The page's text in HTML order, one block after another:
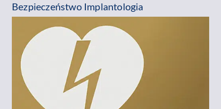
Bezpieczeństwo Implantologia